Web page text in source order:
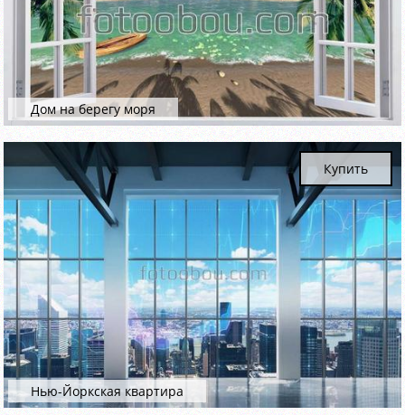
Дом на берегу моря
Нью-Йоркская квартира
Купить